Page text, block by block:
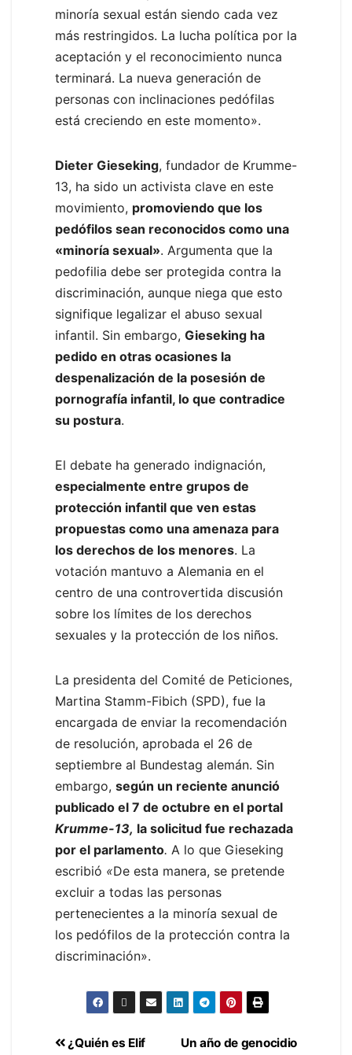
minoría sexual están siendo cada vez
más restringidos. La lucha política por la
aceptación y el reconocimiento nunca
terminará. La nueva generación de
personas con inclinaciones pedófilas
está creciendo en este momento».
Dieter Gieseking, fundador de Krumme-
13, ha sido un activista clave en este
movimiento, promoviendo que los
pedófilos sean reconocidos como una
«minoría sexual». Argumenta que la
pedofilia debe ser protegida contra la
discriminación, aunque niega que esto
signifique legalizar el abuso sexual
infantil. Sin embargo, Gieseking ha
pedido en otras ocasiones la
despenalización de la posesión de
pornografía infantil, lo que contradice
su postura.
El debate ha generado indignación,
especialmente entre grupos de
protección infantil que ven estas
propuestas como una amenaza para
los derechos de los menores. La
votación mantuvo a Alemania en el
centro de una controvertida discusión
sobre los límites de los derechos
sexuales y la protección de los niños.
La presidenta del Comité de Peticiones,
Martina Stamm-Fibich (SPD), fue la
encargada de enviar la recomendación
de resolución, aprobada el 26 de
septiembre al Bundestag alemán. Sin
embargo, según un reciente anunció
publicado el 7 de octubre en el portal
Krumme-13, la solicitud fue rechazada
por el parlamento. A lo que Gieseking
escribió «De esta manera, se pretende
excluir a todas las personas
pertenecientes a la minoría sexual de
los pedófilos de la protección contra la
discriminación».
Un año de genocidio
¿Quién es Elif